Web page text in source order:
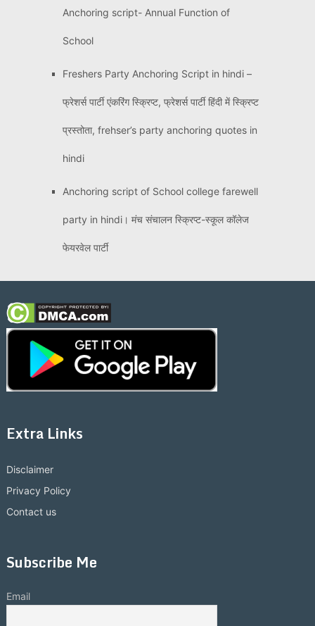
Anchoring script- Annual Function of
School
Freshers Party Anchoring Script in hindi –
फ्रेशर्स पार्टी एंकरिंग स्क्रिप्ट, फ्रेशर्स पार्टी हिंदी में स्क्रिप्ट
प्रस्तोता, frehser’s party anchoring quotes in
hindi
Anchoring script of School college farewell
party in hindi। मंच संचालन स्क्रिप्ट-स्कूल कॉलेज
फेयरवेल पार्टी
Extra Links
Disclaimer
Privacy Policy
Contact us
Subscribe Me
Email